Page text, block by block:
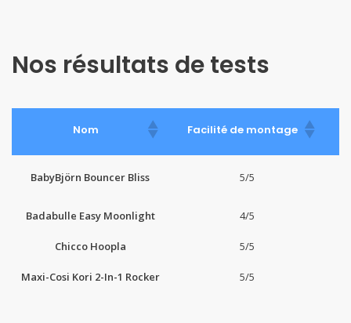
Nos résultats de tests
Nom Facilité de montage
BabyBjörn Bouncer Bliss 5/5
Badabulle Easy Moonlight 4/5
Chicco Hoopla 5/5
Maxi-Cosi Kori 2-In-1 Rocker 5/5